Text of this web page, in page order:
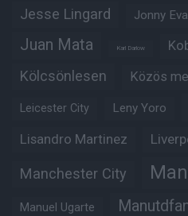
Jesse Lingard Jonny
Juan Mata Karl Darlow
Kölcsönlesen Közös
Leicester City Leny Yoro
Lisandro Martinez
Manchester City
Manuel Ugarte